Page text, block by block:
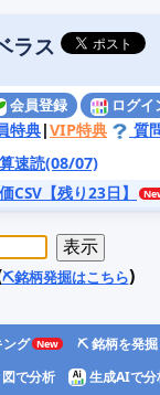
ラス
会員登録 ログイ
特典|VIP特典
質
速読(08/07)
CSV【残り23日】
⛏️銘柄発掘はこちら)
グ
⛏️ 銘柄を発掘
で分析
生成AIで分